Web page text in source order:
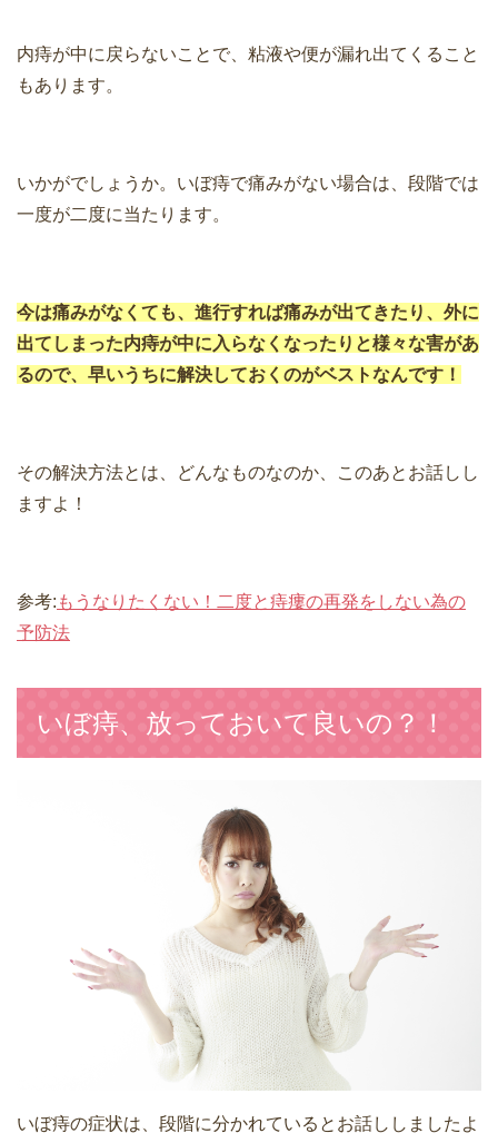
内痔が中に戻らないことで、粘液や便が漏れ出てくること
もあります。
いかがでしょうか。いぼ痔で痛みがない場合は、段階では
一度が二度に当たります。
今は痛みがなくても、進行すれば痛みが出てきたり、外に
出てしまった内痔が中に入らなくなったりと様々な害があ
るので、早いうちに解決しておくのがベストなんです！
その解決方法とは、どんなものなのか、このあとお話しし
ますよ！
参考: もうなりたくない！二度と痔瘻の再発をしない為の
予防法
いぼ痔、放っておいて良いの？！
いぼ痔の症状は、段階に分かれているとお話ししましたよ